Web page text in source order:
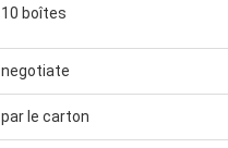
10 boîtes
negotiate
par le carton